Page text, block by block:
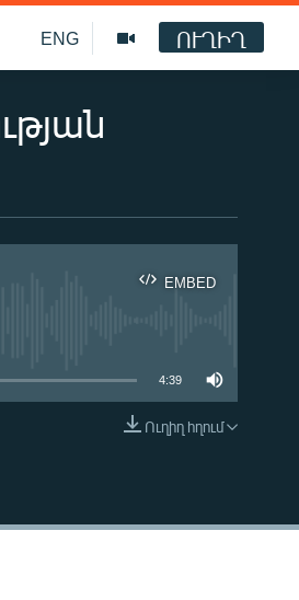
ENG ՈՒՂԻՂ
EMBED
EMBED
4:39
Ուղիղ հղում